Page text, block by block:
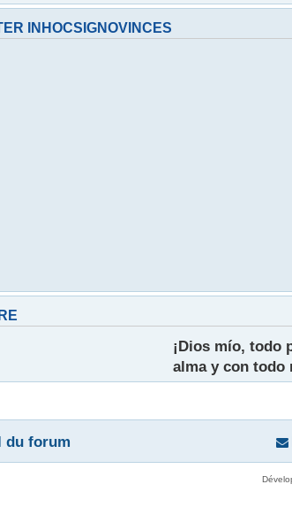
INHOCSIGNOVINCES
¡Dios mío, todo
alma y con todo
du forum